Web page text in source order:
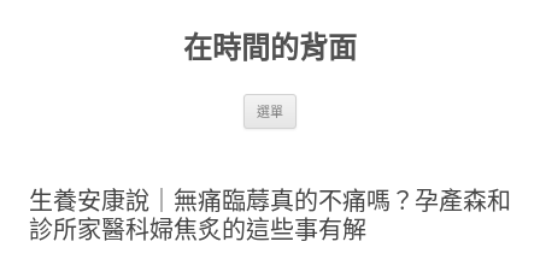
在時間的背面
選單
生養安康說｜無痛臨蓐真的不痛嗎？孕產森和
診所家醫科婦焦炙的這些事有解